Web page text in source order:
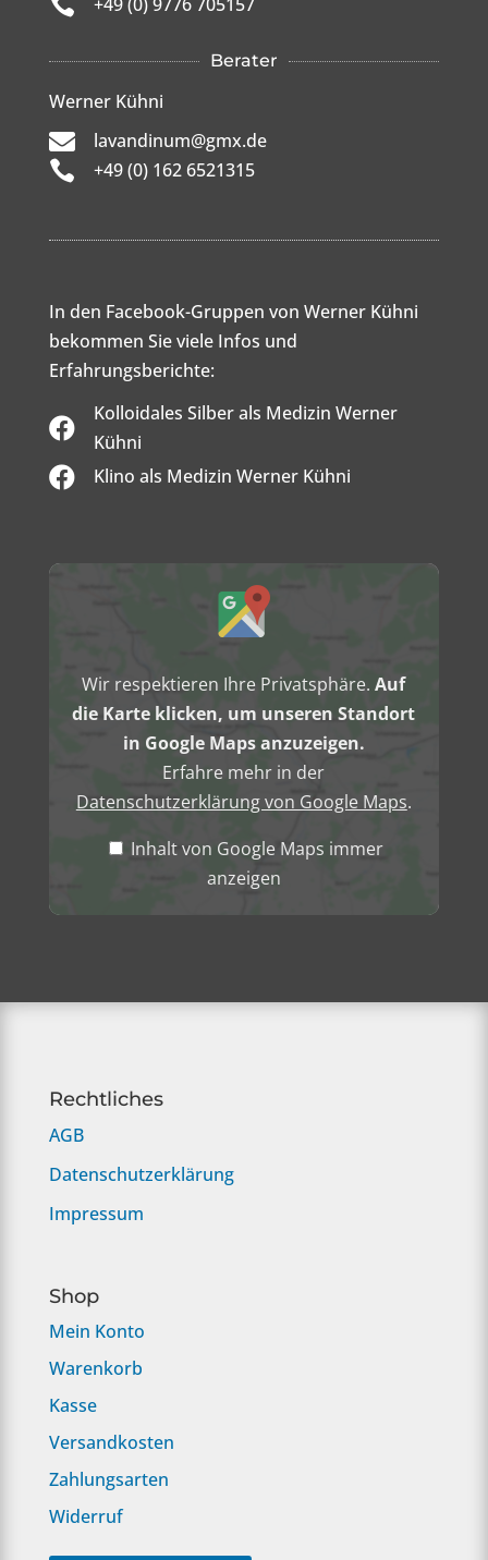
Berater
Werner Kühni
 lavandinum@gmx.de
 +49 (0) 162 6521315
In den Facebook-Gruppen von Werner Kühni
bekommen Sie viele Infos und
Erfahrungsberichte:

Kolloidales Silber als Medizin Werner
Kühni
 Klino als Medizin Werner Kühni
Inhalt
Wir respektieren Ihre Privatsphäre.Auf
die Karte klicken, um unseren Standort
in Google Maps anzuzeigen.
Erfahre mehr in der
Datenschutzerklärung von Google Maps.
Inhalt von Google Maps immer
anzeigen
Rechtliches
AGB
Datenschutzerklärung
Impressum
Shop
Mein Konto
Warenkorb
Kasse
Versandkosten
Zahlungsarten
Widerruf